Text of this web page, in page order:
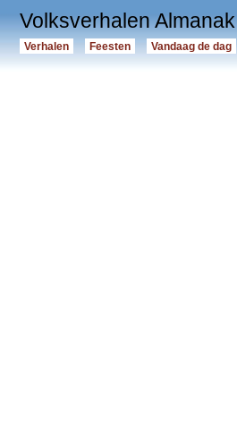
Volksverhalen Almanak
Verhalen Feesten Vandaag de dag